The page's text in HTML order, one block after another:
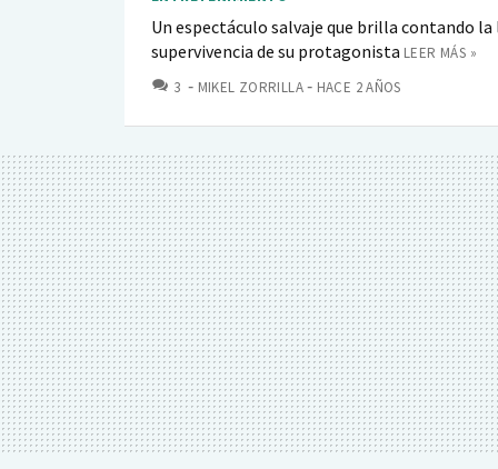
Un espectáculo salvaje que brilla contando la
supervivencia de su protagonista LEER MÁS »
3 COMENTARIOS
MIKEL ZORRILLA HACE 2 AÑOS